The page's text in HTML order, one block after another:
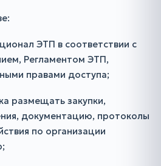
ЭТП в соответствии с
Регламентом ЭТП,
правами доступа;
размещать закупки,
документацию, протоколы
по организации